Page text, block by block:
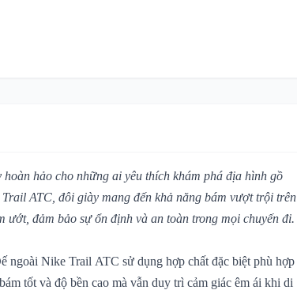
hảo cho những ai yêu thích khám phá địa hình gồ
ATC, đôi giày mang đến khả năng bám vượt trội trên
ướt, đảm bảo sự ổn định và an toàn trong mọi chuyến đi.
ngoài Nike Trail ATC sử dụng hợp chất đặc biệt phù hợp
tốt và độ bền cao mà vẫn duy trì cảm giác êm ái khi di